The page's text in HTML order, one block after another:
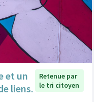
et un
liens.
Retenue par
le tri citoyen